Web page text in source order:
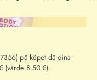
på köpet då dina
(värde 8.50 €).